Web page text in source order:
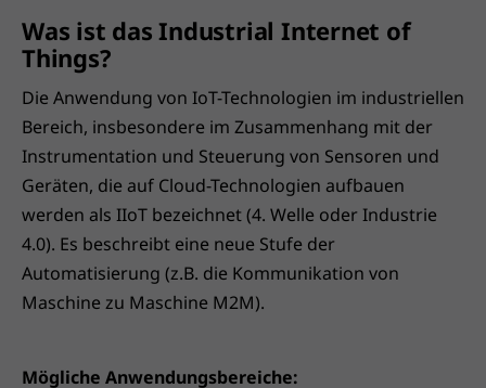
Was ist das Industrial Internet of
Things?
Die Anwendung von IoT-Technologien im industriellen
Bereich, insbesondere im Zusammenhang mit der
Instrumentation und Steuerung von Sensoren und
Geräten, die auf Cloud-Technologien aufbauen
werden als IIoT bezeichnet (4. Welle oder Industrie
4.0). Es beschreibt eine neue Stufe der
Automatisierung (z.B. die Kommunikation von
Maschine zu Maschine M2M).
Mögliche Anwendungsbereiche: